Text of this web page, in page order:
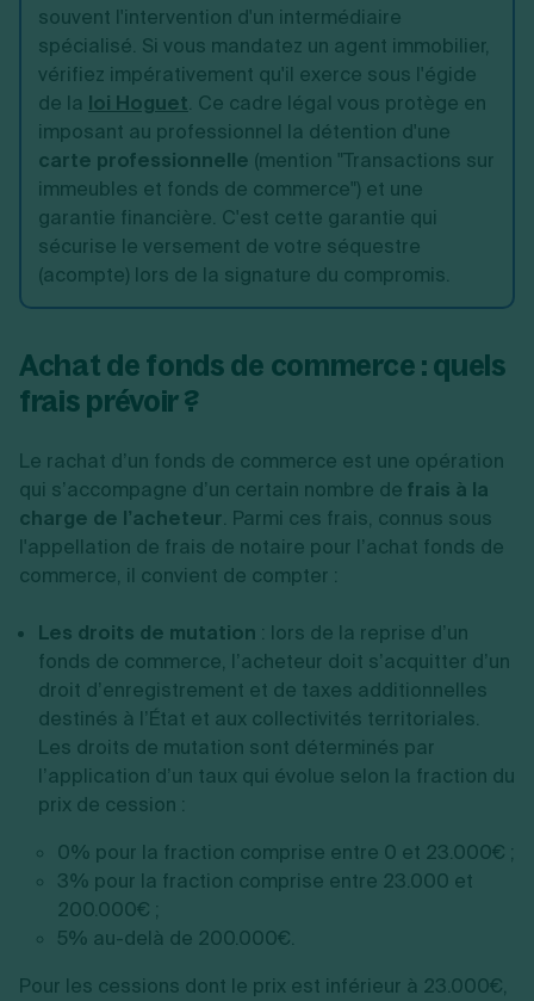
souvent l'intervention d'un intermédiaire
spécialisé. Si vous mandatez un agent immobilier,
vérifiez impérativement qu'il exerce sous l'égide
de la loi Hoguet. Ce cadre légal vous protège en
imposant au professionnel la détention d'une
carte professionnelle (mention "Transactions sur
immeubles et fonds de commerce") et une
garantie financière. C'est cette garantie qui
sécurise le versement de votre séquestre
(acompte) lors de la signature du compromis.
Achat de fonds de commerce : quels
frais prévoir ?
Le rachat d’un fonds de commerce est une opération
qui s’accompagne d’un certain nombre de frais à la
charge de l’acheteur. Parmi ces frais, connus sous
l'appellation de frais de notaire pour l’achat fonds de
commerce, il convient de compter :
Les droits de mutation : lors de la reprise d’un
fonds de commerce, l’acheteur doit s’acquitter d’un
droit d’enregistrement et de taxes additionnelles
destinés à l’État et aux collectivités territoriales.
Les droits de mutation sont déterminés par
l’application d’un taux qui évolue selon la fraction du
prix de cession :
0% pour la fraction comprise entre 0 et 23.000€ ;
3% pour la fraction comprise entre 23.000 et
200.000€ ;
5% au-delà de 200.000€.
Pour les cessions dont le prix est inférieur à 23.000€,